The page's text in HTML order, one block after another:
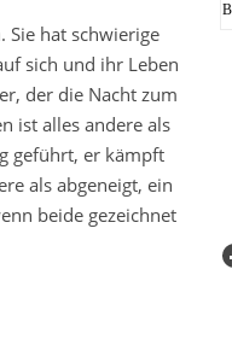
Sie hat schwierige
sich und ihr Leben
der die Nacht zum
ist alles andere als
geführt, er kämpft
als abgeneigt, ein
beide gezeichnet